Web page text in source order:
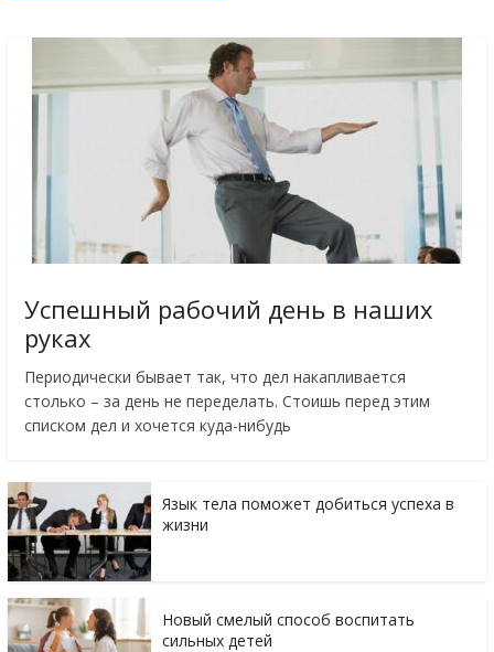
Успешный рабочий день в наших
руках
Периодически бывает так, что дел накапливается
столько – за день не переделать. Стоишь перед этим
списком дел и хочется куда-нибудь
Язык тела поможет добиться успеха в
жизни
Новый смелый способ воспитать
сильных детей